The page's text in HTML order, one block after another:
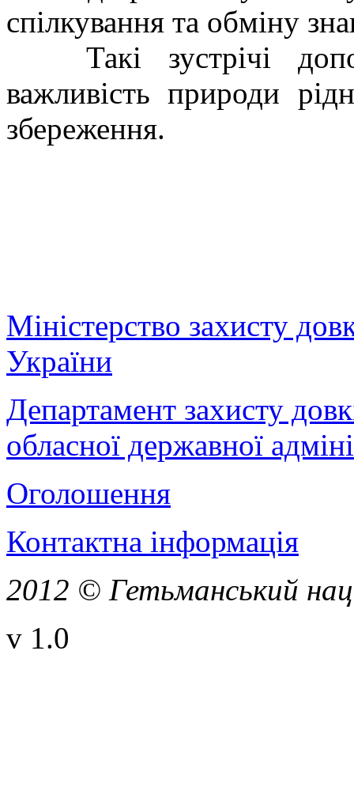
спілкування та обміну
Такі зустрічі
важливість природи
збереження.
Міністерство захисту
України
Департамент захисту
обласної державної
Оголошення
Контактна інформація
2012 © Гетьманський
v 1.0